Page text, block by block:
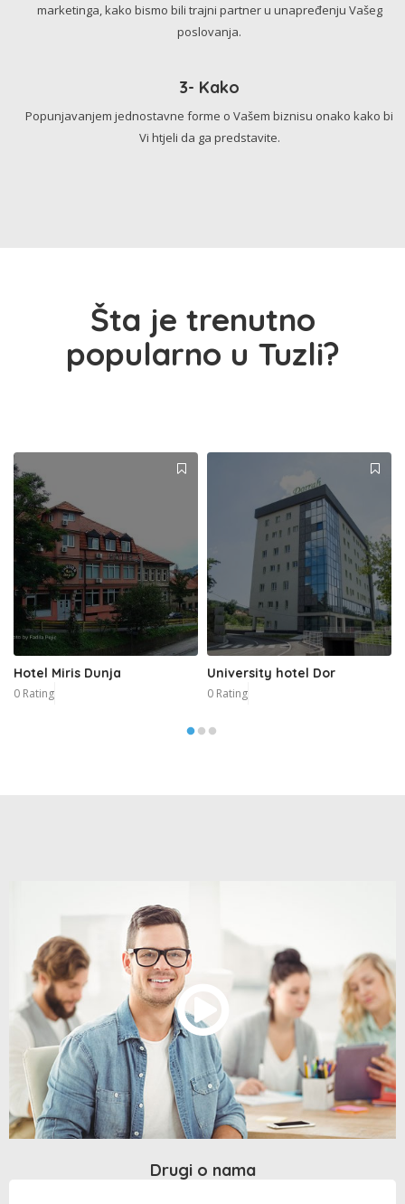
marketinga, kako bismo bili trajni partner u unapređenju Vašeg
poslovanja.
3- Kako
Popunjavanjem jednostavne forme o Vašem biznisu onako kako bi
Vi htjeli da ga predstavite.
Šta je trenutno
popularno u Tuzli?
Hotel Miris Dunja
0 Rating
University hotel Dor
0 Rating
Drugi o nama